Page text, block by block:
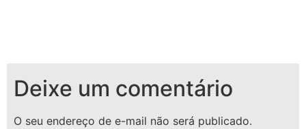
Deixe um comentário
O seu endereço de e-mail não será publicado.